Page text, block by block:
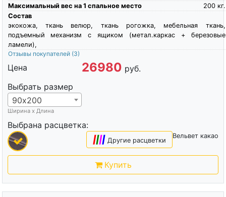
Максимальный вес на 1 спальное место
кг.
200
Состав
экокожа, ткань велюр, ткань рогожка, мебельная ткань,
подъемный механизм с ящиком (метал.каркас + березовые
ламели),
Отзывы покупателей (3)
Цена 26980 руб.
Выбрать размер
90х200
Ширина х Длина
Выбрана расцветка:
Вельвет какао
|||| Другие расцветки
Купить